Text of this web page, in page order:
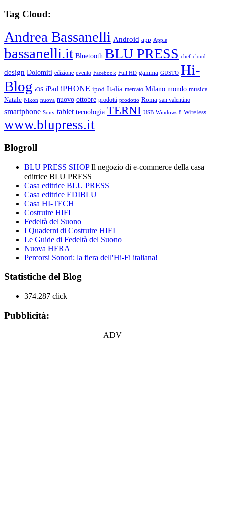
Tag Cloud:
Andrea Bassanelli Android app Apple
bassanelli.it Bluetooth BLU PRESS chef cloud
design Dolomiti edizione evento Facebook Full HD gamma GUSTO Hi-
Blog iOS iPad iPHONE ipod Italia mercato Milano mondo musica
Natale Nikon nuova nuovo ottobre prodotti prodotto Roma san valentino
smartphone Sony tablet tecnologia TERNI USB Windows 8 Wireless
www.blupress.it
Blogroll
BLU PRESS SHOPIl negozio di e-commerce della casa
editrice BLU PRESS
Casa editrice BLU PRESS
Casa editrice EDIBLU
Casa HI-TECH
Costruire HIFI
Fedeltà del Suono
I Quaderni di Costruire HIFI
Le Guide di Fedeltà del Suono
Nuova HERA
Percorsi Sonori: la fiera dell'Hi-Fi italiana!
Statistiche del Blog
374.287 click
Pubblicità:
ADV